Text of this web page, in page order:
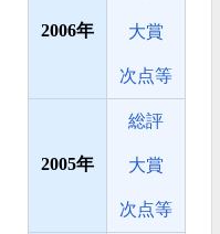
2006 大賞
次点等
2005
総評
大賞
次点等